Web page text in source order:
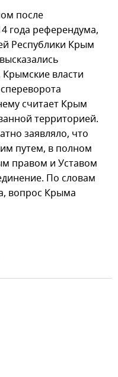
после
года референдума,
Республики Крым
Крымские власти
считает Крым
территорией.
заявляло, что
путем, в полном
правом и Уставом
По словам
вопрос Крыма